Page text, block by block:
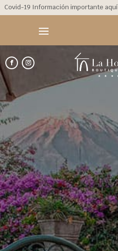
Covid-19 Información importante aquí